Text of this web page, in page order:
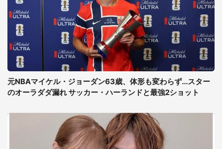
元NBAマイケル・ジョーダン63歳、体形も変わらず...スター
のオーラダダ漏れ サッカー・ハーランドと最強2ショット